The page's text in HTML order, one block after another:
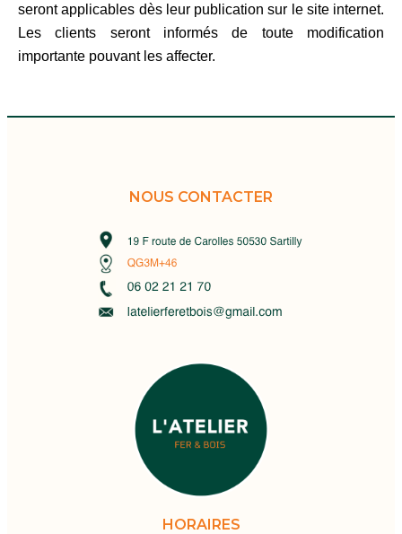
seront applicables dès leur publication sur le site internet.
Les clients seront informés de toute modification
importante pouvant les affecter.
NOUS CONTACTER
HORAIRES